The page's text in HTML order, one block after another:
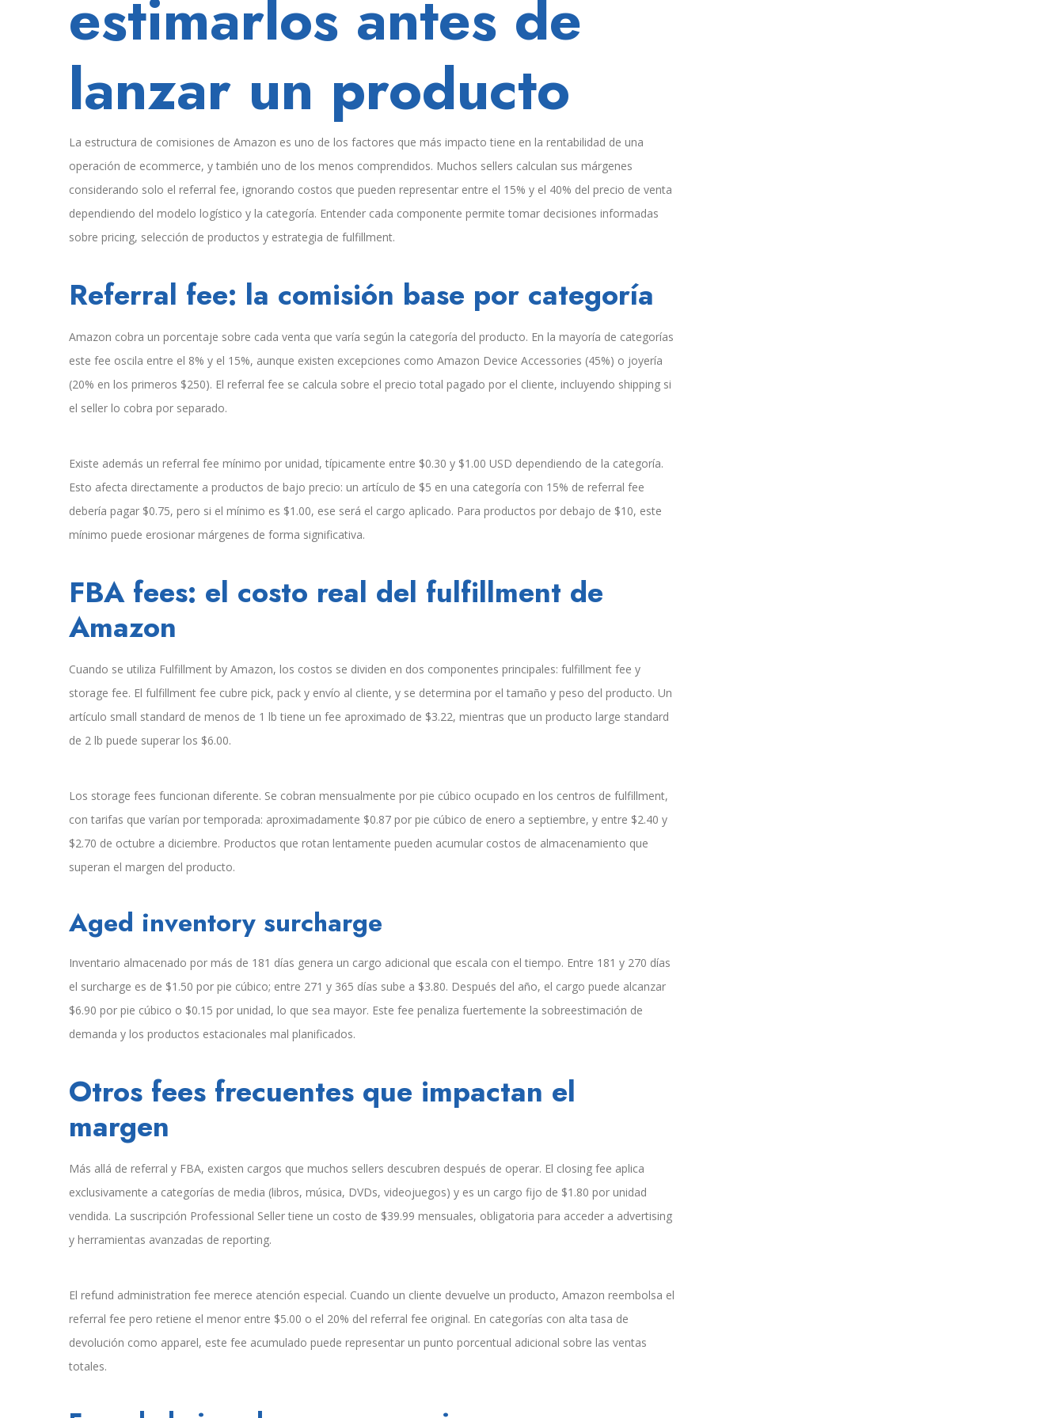
estimarlos antes de
lanzar un producto
La estructura de comisiones de Amazon es uno de los factores que más impacto tiene en la rentabilidad de una
operación de ecommerce, y también uno de los menos comprendidos. Muchos sellers calculan sus márgenes
considerando solo el referral fee, ignorando costos que pueden representar entre el 15% y el 40% del precio de venta
dependiendo del modelo logístico y la categoría. Entender cada componente permite tomar decisiones informadas
sobre pricing, selección de productos y estrategia de fulfillment.
Referral fee: la comisión base por categoría
Amazon cobra un porcentaje sobre cada venta que varía según la categoría del producto. En la mayoría de categorías
este fee oscila entre el 8% y el 15%, aunque existen excepciones como Amazon Device Accessories (45%) o joyería
(20% en los primeros $250). El referral fee se calcula sobre el precio total pagado por el cliente, incluyendo shipping si
el seller lo cobra por separado.
Existe además un referral fee mínimo por unidad, típicamente entre $0.30 y $1.00 USD dependiendo de la categoría.
Esto afecta directamente a productos de bajo precio: un artículo de $5 en una categoría con 15% de referral fee
debería pagar $0.75, pero si el mínimo es $1.00, ese será el cargo aplicado. Para productos por debajo de $10, este
mínimo puede erosionar márgenes de forma significativa.
FBA fees: el costo real del fulfillment de
Amazon
Cuando se utiliza Fulfillment by Amazon, los costos se dividen en dos componentes principales: fulfillment fee y
storage fee. El fulfillment fee cubre pick, pack y envío al cliente, y se determina por el tamaño y peso del producto. Un
artículo small standard de menos de 1 lb tiene un fee aproximado de $3.22, mientras que un producto large standard
de 2 lb puede superar los $6.00.
Los storage fees funcionan diferente. Se cobran mensualmente por pie cúbico ocupado en los centros de fulfillment,
con tarifas que varían por temporada: aproximadamente $0.87 por pie cúbico de enero a septiembre, y entre $2.40 y
$2.70 de octubre a diciembre. Productos que rotan lentamente pueden acumular costos de almacenamiento que
superan el margen del producto.
Aged inventory surcharge
Inventario almacenado por más de 181 días genera un cargo adicional que escala con el tiempo. Entre 181 y 270 días
el surcharge es de $1.50 por pie cúbico; entre 271 y 365 días sube a $3.80. Después del año, el cargo puede alcanzar
$6.90 por pie cúbico o $0.15 por unidad, lo que sea mayor. Este fee penaliza fuertemente la sobreestimación de
demanda y los productos estacionales mal planificados.
Otros fees frecuentes que impactan el
margen
Más allá de referral y FBA, existen cargos que muchos sellers descubren después de operar. El closing fee aplica
exclusivamente a categorías de media (libros, música, DVDs, videojuegos) y es un cargo fijo de $1.80 por unidad
vendida. La suscripción Professional Seller tiene un costo de $39.99 mensuales, obligatoria para acceder a advertising
y herramientas avanzadas de reporting.
El refund administration fee merece atención especial. Cuando un cliente devuelve un producto, Amazon reembolsa el
referral fee pero retiene el menor entre $5.00 o el 20% del referral fee original. En categorías con alta tasa de
devolución como apparel, este fee acumulado puede representar un punto porcentual adicional sobre las ventas
totales.